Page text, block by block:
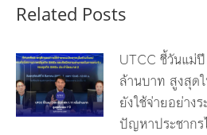
Related Posts
UTCC ชี้วันแม่
ล้านบาท สูงสุด
ยังใช้จ่ายอย่าง
ปัญหาประชากร